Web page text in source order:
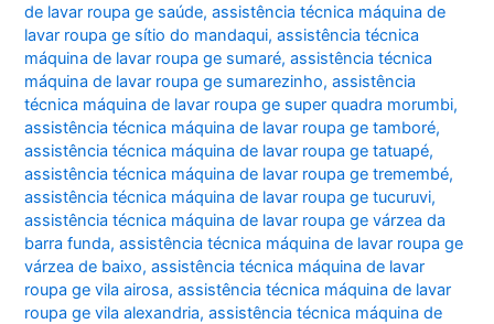
de lavar roupa ge saúde,assistência técnica máquina de
lavar roupa ge sítio do mandaqui,assistência técnica
máquina de lavar roupa ge sumaré,assistência técnica
máquina de lavar roupa ge sumarezinho,assistência
técnica máquina de lavar roupa ge super quadra morumbi,
assistência técnica máquina de lavar roupa ge tamboré,
assistência técnica máquina de lavar roupa ge tatuapé,
assistência técnica máquina de lavar roupa ge tremembé,
assistência técnica máquina de lavar roupa ge tucuruvi,
assistência técnica máquina de lavar roupa ge várzea da
barra funda,assistência técnica máquina de lavar roupa ge
várzea de baixo,assistência técnica máquina de lavar
roupa ge vila airosa,assistência técnica máquina de lavar
roupa ge vila alexandria,assistência técnica máquina de